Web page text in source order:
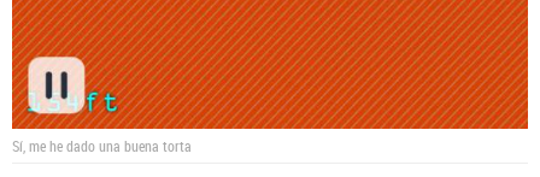
Sí, me he dado una buena torta